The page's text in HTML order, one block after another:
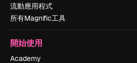
流動應用程式
所有Magnific工具
開始使用
Academy